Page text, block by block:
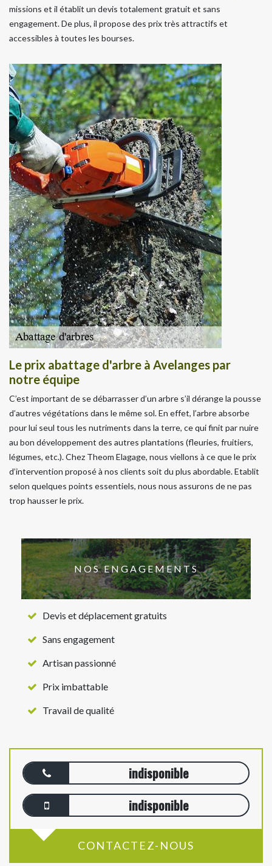
missions et il établit un devis totalement gratuit et sans
engagement. De plus, il propose des prix très attractifs et
accessibles à toutes les bourses.
Le prix abattage d'arbre à Avelanges par
notre équipe
C’est important de se débarrasser d’un arbre s’il dérange la pousse
d’autres végétations dans le même sol. En effet, l’arbre absorbe
pour lui seul tous les nutriments dans la terre, ce qui finit par nuire
au bon développement des autres plantations (fleuries, fruitiers,
légumes, etc.). Chez Theom Elagage, nous viellons à ce que le prix
d’intervention proposé à nos clients soit du plus abordable. Etablit
selon quelques points essentiels, nous nous assurons de ne pas
trop hausser le prix.
NOS ENGAGEMENTS
Devis et déplacement gratuits
Sans engagement
Artisan passionné
Prix imbattable
Travail de qualité
indisponible
indisponible
CONTACTEZ-NOUS